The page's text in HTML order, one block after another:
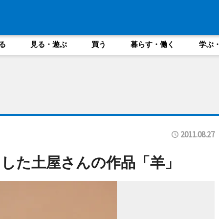
見る・遊ぶ 買う 暮らす・働く 学ぶ
2011.08.27
た土屋さんの作品「羊」